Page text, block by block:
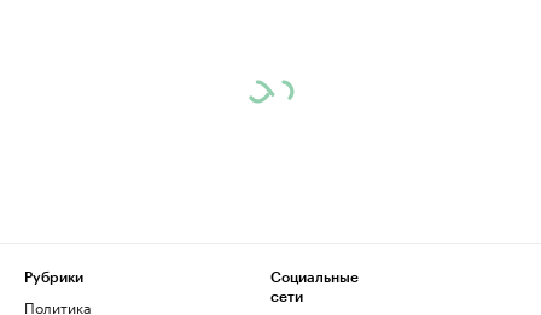
Рубрики
Политика
Социальные
сети